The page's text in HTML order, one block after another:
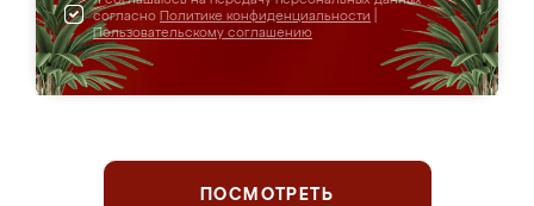
согласно Политике конфиденциальности
Пользовательскому соглашению
ПОСМОТРЕТЬ